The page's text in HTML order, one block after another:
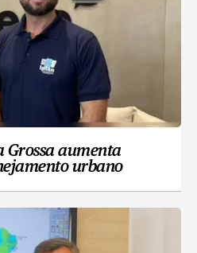
Grossa aumenta
urbano